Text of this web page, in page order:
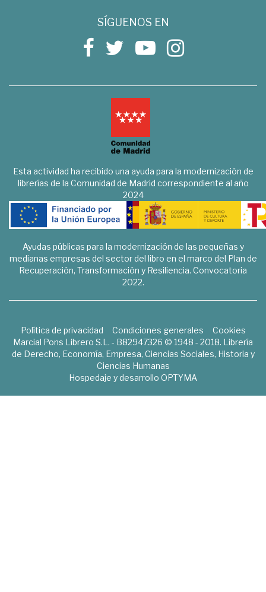
SÍGUENOS EN
Esta actividad ha recibido una ayuda para la modernización de
librerías de la Comunidad de Madrid correspondiente al año
2024
Ayudas públicas para la modernización de las pequeñas y
medianas empresas del sector del libro en el marco del Plan de
Recuperación, Transformación y Resiliencia. Convocatoria
2022.
Política de privacidad Condiciones generales
Cookies
Marcial Pons Librero S.L. - B82947326 © 1948 - 2018. Librería
de Derecho, Economía, Empresa, Ciencias Sociales, Historia y
Ciencias Humanas
Hospedaje y desarrollo OPTYMA